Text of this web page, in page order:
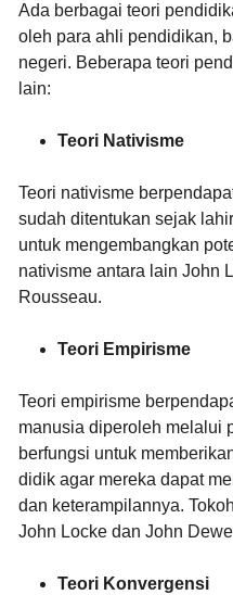
Ada berbagai teori
oleh para ahli pendidikan,
negeri. Beberapa teori
lain:
Teori Nativisme
Teori nativisme
sudah ditentukan sejak
untuk mengembangkan
nativisme antara lain John
Rousseau.
Teori Empirisme
Teori empirisme
manusia diperoleh melalui
berfungsi untuk
didik agar mereka dapat
dan keterampilannya.
John Locke dan John
Teori Konvergensi